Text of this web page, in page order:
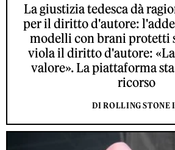
La giustizia tedesca dà
per il diritto d'autore:
modelli con brani protetti
viola il diritto d'autore:
valore». La piattaforma
ricorso
DI ROLLING STONE